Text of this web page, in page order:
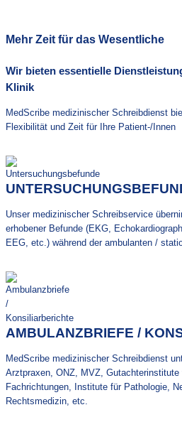
Mehr Zeit für das Wesentliche
Wir bieten essentielle
Klinik
MedScribe medizinischer Schreibdienst
Flexibilität und Zeit für Ihre Patient-/Innen
Unser medizinischer Schreibservice
erhobener Befunde (EKG,
EEG, etc.) während der ambulanten /
AMBULANZBRIEFE /
MedScribe medizinischer Schreibdienst
Arztpraxen, ONZ, MVZ, Gutachterinstitute
Fachrichtungen, Institute für Pathologie,
Rechtsmedizin, etc.